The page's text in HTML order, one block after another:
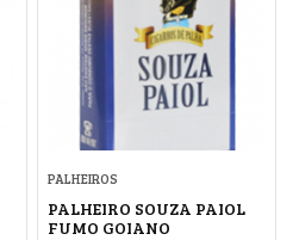
PALHEIROS
PALHEIRO SOUZA PAIOL
FUMO GOIANO